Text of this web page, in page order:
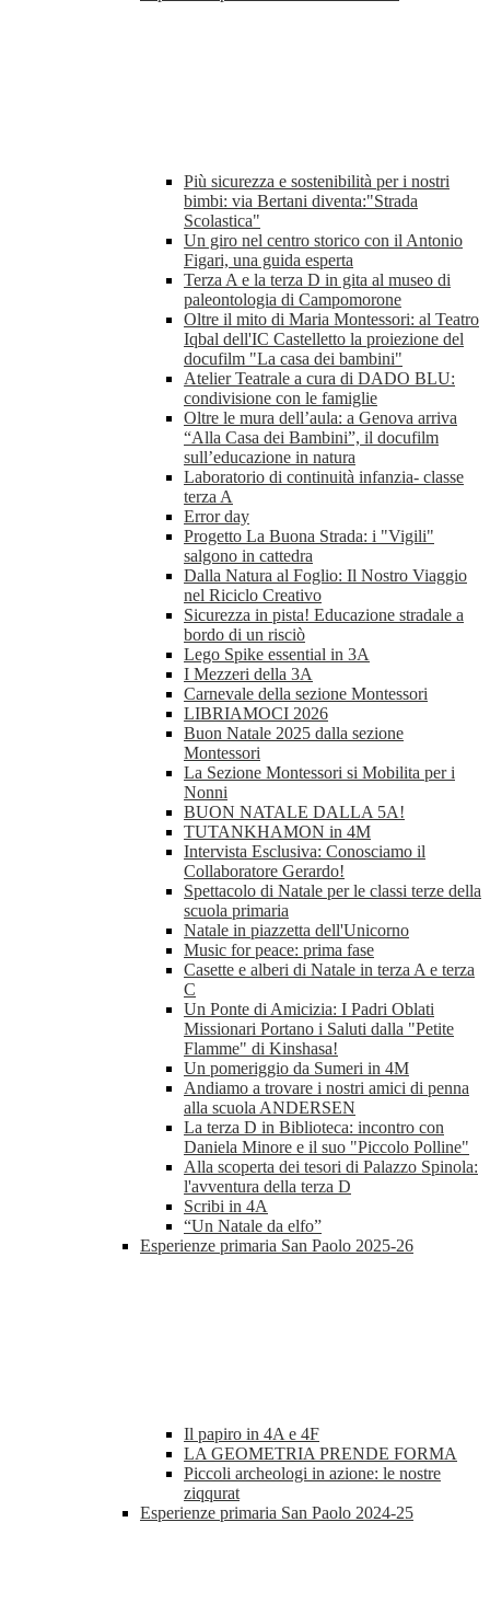
Più sicurezza e sostenibilità per i nostri
bimbi: via Bertani diventa:"Strada
Scolastica"
Un giro nel centro storico con il Antonio
Figari, una guida esperta
Terza A e la terza D in gita al museo di
paleontologia di Campomorone
Oltre il mito di Maria Montessori: al Teatro
Iqbal dell'IC Castelletto la proiezione del
docufilm "La casa dei bambini"
Atelier Teatrale a cura di DADO BLU:
condivisione con le famiglie
Oltre le mura dell’aula: a Genova arriva
“Alla Casa dei Bambini”, il docufilm
sull’educazione in natura
Laboratorio di continuità infanzia- classe
terza A
Error day
Progetto La Buona Strada: i "Vigili"
salgono in cattedra
Dalla Natura al Foglio: Il Nostro Viaggio
nel Riciclo Creativo
Sicurezza in pista! Educazione stradale a
bordo di un risciò
Lego Spike essential in 3A
I Mezzeri della 3A
Carnevale della sezione Montessori
LIBRIAMOCI 2026
Buon Natale 2025 dalla sezione
Montessori
La Sezione Montessori si Mobilita per i
Nonni
BUON NATALE DALLA 5A!
TUTANKHAMON in 4M
Intervista Esclusiva: Conosciamo il
Collaboratore Gerardo!
Spettacolo di Natale per le classi terze della
scuola primaria
Natale in piazzetta dell'Unicorno
Music for peace: prima fase
Casette e alberi di Natale in terza A e terza
C
Un Ponte di Amicizia: I Padri Oblati
Missionari Portano i Saluti dalla "Petite
Flamme" di Kinshasa!
Un pomeriggio da Sumeri in 4M
Andiamo a trovare i nostri amici di penna
alla scuola ANDERSEN
La terza D in Biblioteca: incontro con
Daniela Minore e il suo "Piccolo Polline"
Alla scoperta dei tesori di Palazzo Spinola:
l'avventura della terza D
Scribi in 4A
“Un Natale da elfo”
Esperienze primaria San Paolo 2025-26
Il papiro in 4A e 4F
LA GEOMETRIA PRENDE FORMA
Piccoli archeologi in azione: le nostre
ziqqurat
Esperienze primaria San Paolo 2024-25